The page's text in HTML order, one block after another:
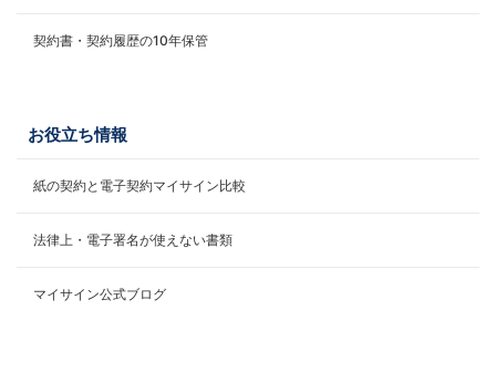
契約書・契約履歴の10年保管
お役立ち情報
紙の契約と電子契約マイサイン比較
法律上・電子署名が使えない書類
マイサイン公式ブログ